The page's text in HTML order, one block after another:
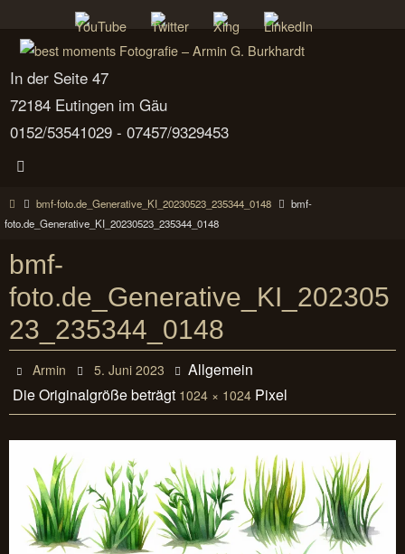
Inhalt
springen
In der Seite 47
72184 Eutingen im Gäu
0152/53541029 - 07457/9329453
Startbmf-foto.de_Generative_KI_20230523_235344_0148
bmf-
foto.de_Generative_KI_20230523_235344_0148
bmf-
foto.de_Generative_KI_202305
23_235344_0148
Armin 5. Juni 2023
Allgemein
Die Originalgröße beträgt 1024 × 1024 Pixel